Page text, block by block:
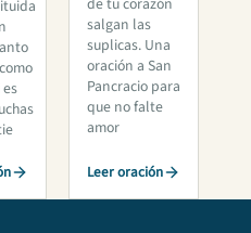
de tu corazón
salgan las
suplicas. Una
oración a San
Pancracio para
que no falte
amor
Leer oración